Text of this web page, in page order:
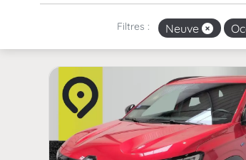
Filtres : Neuve